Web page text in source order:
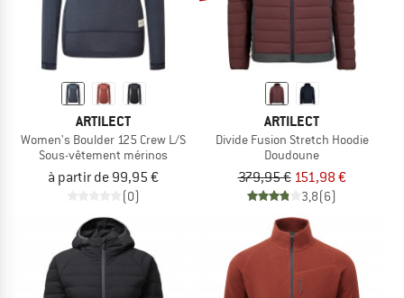
ARTILECT
Women's Boulder 125 Crew L/S
Sous-vêtement mérinos
à partir de 99,95 €
(0)
ARTILECT
Divide Fusion Stretch Hoodie
Doudoune
379,95 € 151,98 €
3,8(6)